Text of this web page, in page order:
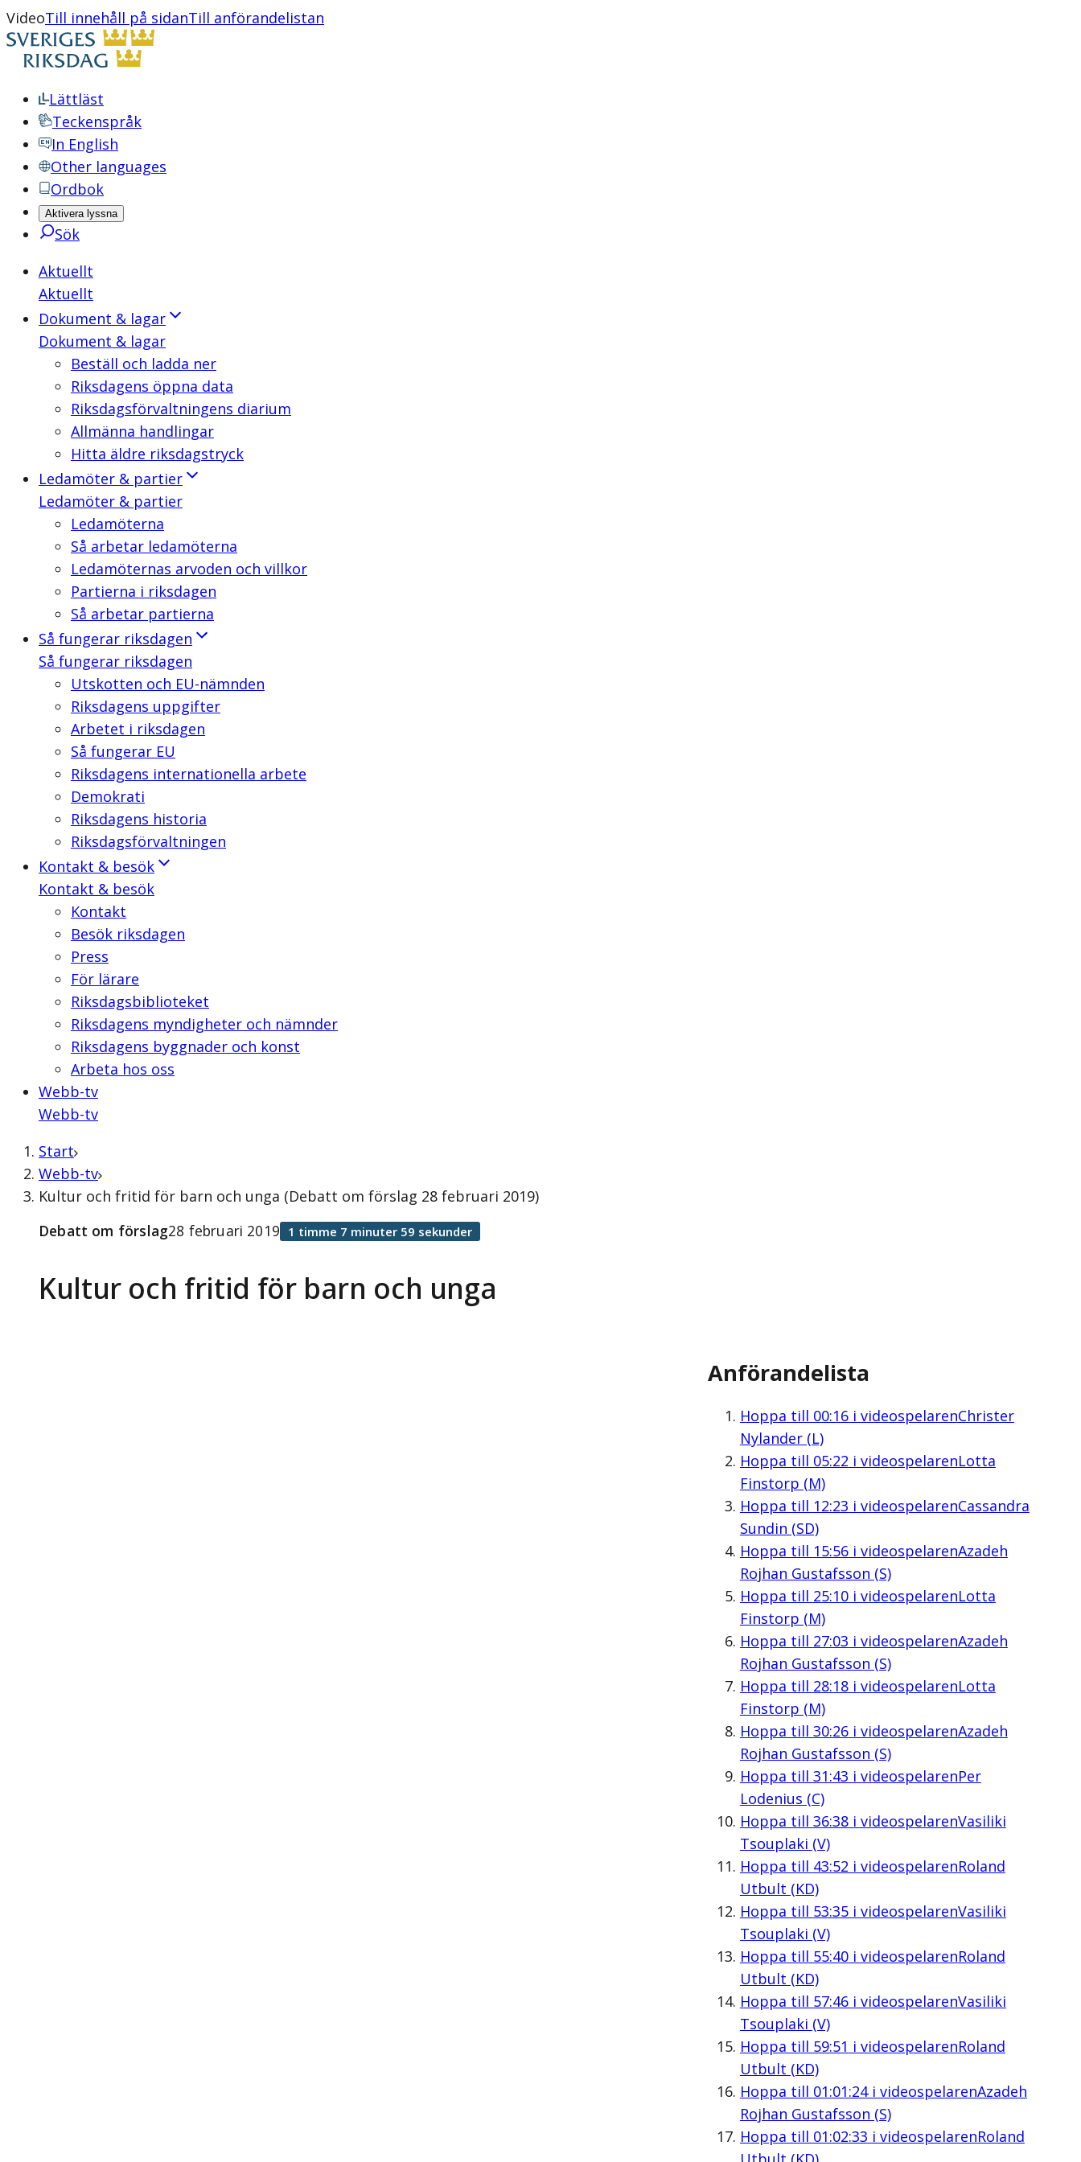
VideoTill innehåll på sidanTill anförandelistan
Lättläst
Teckenspråk
In English
Other languages
Ordbok
Aktivera lyssna
Sök
Aktuellt
Aktuellt
Dokument & lagar
Dokument & lagar
Beställ och ladda ner
Riksdagens öppna data
Riksdagsförvaltningens diarium
Allmänna handlingar
Hitta äldre riksdagstryck
Ledamöter & partier
Ledamöter & partier
Ledamöterna
Så arbetar ledamöterna
Ledamöternas arvoden och villkor
Partierna i riksdagen
Så arbetar partierna
Så fungerar riksdagen
Så fungerar riksdagen
Utskotten och EU-nämnden
Riksdagens uppgifter
Arbetet i riksdagen
Så fungerar EU
Riksdagens internationella arbete
Demokrati
Riksdagens historia
Riksdagsförvaltningen
Kontakt & besök
Kontakt & besök
Kontakt
Besök riksdagen
Press
För lärare
Riksdagsbiblioteket
Riksdagens myndigheter och nämnder
Riksdagens byggnader och konst
Arbeta hos oss
Webb-tv
Webb-tv
Start
Webb-tv
Kultur och fritid för barn och unga (Debatt om förslag 28 februari 2019)
Kultur och fritid för barn och unga
Debatt om förslag28 februari 2019 1 timme 7 minuter 59 sekunder
Anförandelista
Hoppa till 00:16i videospelarenChrister
Nylander (L)
Hoppa till 05:22 i videospelarenLotta
Finstorp (M)
Hoppa till 12:23 i videospelarenCassandra
Sundin (SD)
Hoppa till 15:56i videospelarenAzadeh
Rojhan Gustafsson (S)
Hoppa till 25:10i videospelarenLotta
Finstorp (M)
Hoppa till 27:03 i videospelarenAzadeh
Rojhan Gustafsson (S)
Hoppa till 28:18i videospelarenLotta
Finstorp (M)
Hoppa till 30:26i videospelarenAzadeh
Rojhan Gustafsson (S)
Hoppa till 31:43 i videospelarenPer
Lodenius (C)
Hoppa till 36:38i videospelarenVasiliki
Tsouplaki (V)
Hoppa till 43:52 i videospelarenRoland
Utbult (KD)
Hoppa till 53:35i videospelarenVasiliki
Tsouplaki (V)
Hoppa till 55:40i videospelarenRoland
Utbult (KD)
Hoppa till 57:46i videospelarenVasiliki
Tsouplaki (V)
Hoppa till 59:51 i videospelarenRoland
Utbult (KD)
Hoppa till 01:01:24i videospelarenAzadeh
Rojhan Gustafsson (S)
Hoppa till 01:02:33 i videospelarenRoland